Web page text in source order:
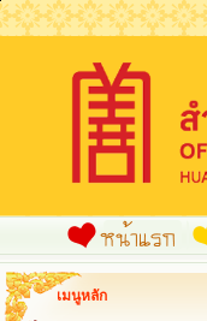
เมนูหลัก